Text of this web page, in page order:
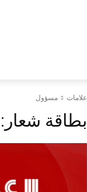
علامات مسؤول
بطاقة شعار: